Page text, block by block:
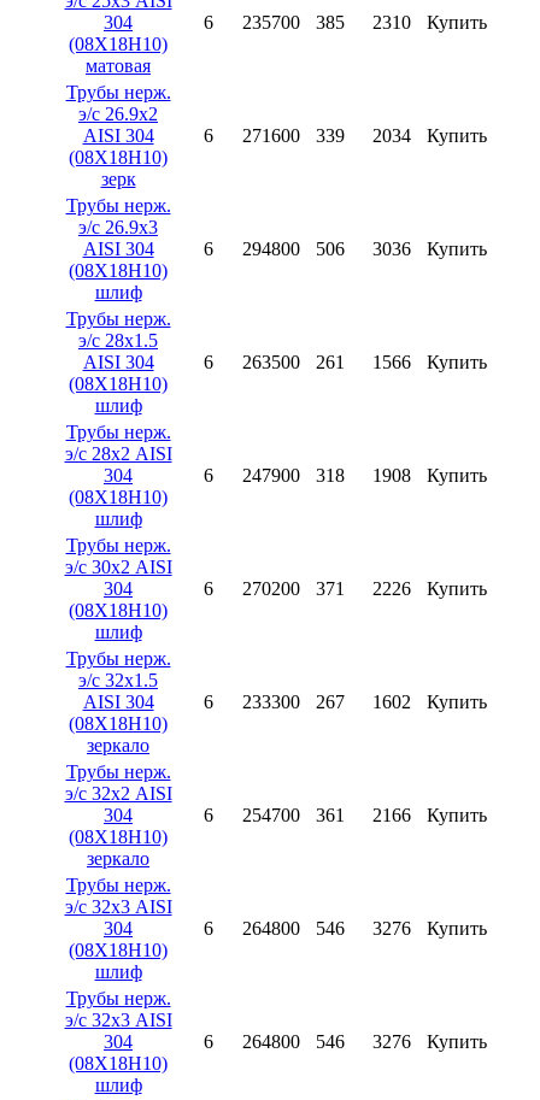
304
(08X18H10)
матовая
6 235700 385 2310 Купить
Трубы нерж.
э/с 26.9х2
AISI 304
(08X18H10)
зерк
6 271600 339 2034 Купить
Трубы нерж.
э/с 26.9х3
AISI 304
(08X18H10)
шлиф
6 294800 506 3036 Купить
Трубы нерж.
э/с 28х1.5
AISI 304
(08X18H10)
шлиф
6 263500 261 1566 Купить
Трубы нерж.
э/с 28х2 AISI
304
(08X18H10)
шлиф
6 247900 318 1908 Купить
Трубы нерж.
э/с 30х2 AISI
304
(08X18H10)
шлиф
6 270200 371 2226 Купить
Трубы нерж.
э/с 32х1.5
AISI 304
(08X18H10)
зеркало
6 233300 267 1602 Купить
Трубы нерж.
э/с 32х2 AISI
304
(08X18H10)
зеркало
6 254700 361 2166 Купить
Трубы нерж.
э/с 32х3 AISI
304
(08X18H10)
шлиф
6 264800 546 3276 Купить
Трубы нерж.
э/с 32х3 AISI
304
(08X18H10)
шлиф
6 264800 546 3276 Купить